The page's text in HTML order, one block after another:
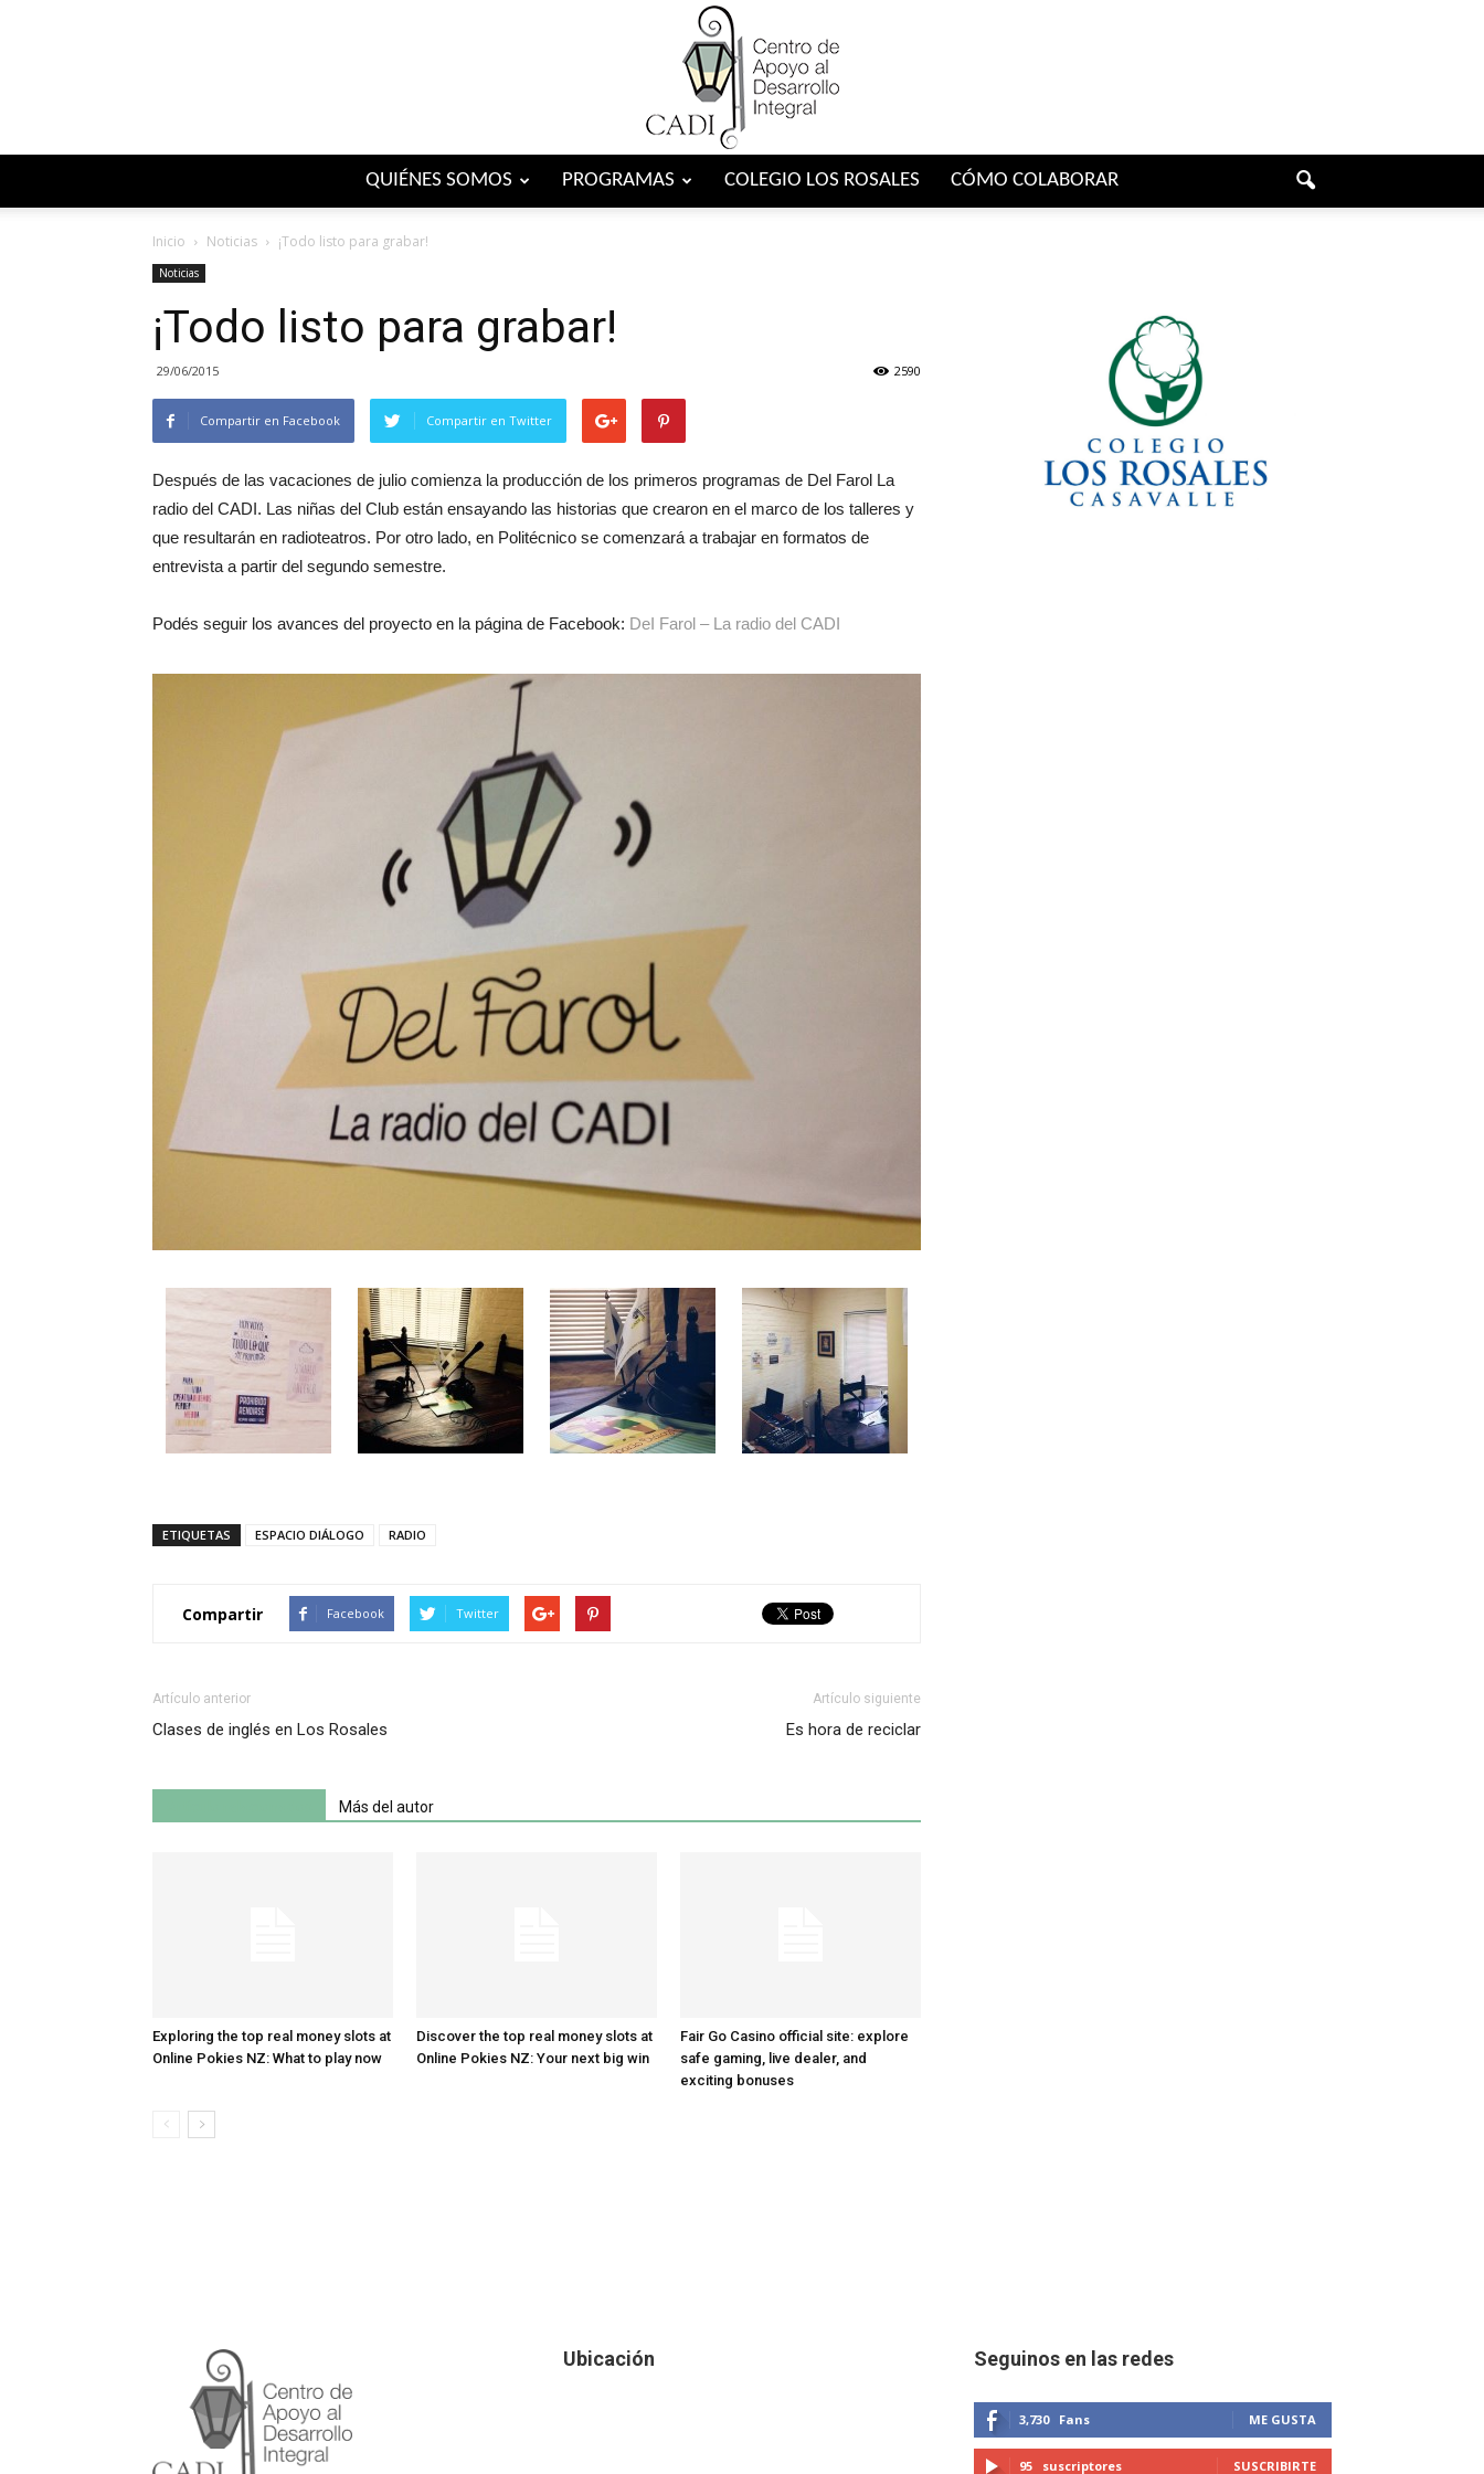
QUIÉNES SOMOS PROGRAMAS COLEGIO LOS ROSALES CÓMO COLABORAR
Inicio Noticias ¡Todo listo para grabar!
Noticias
¡Todo listo para grabar!
29/06/2015 2590
Compartir en Facebook Compartir en Twitter
Después de las vacaciones de julio comienza la producción de los primeros programas de Del Farol La
radio del CADI. Las niñas del Club están ensayando las historias que crearon en el marco de los talleres y
que resultarán en radioteatros. Por otro lado, en Politécnico se comenzará a trabajar en formatos de
entrevista a partir del segundo semestre.
Podés seguir los avances del proyecto en la página de Facebook: DeI Farol – La radio del CADI
ETIQUETAS ESPACIO DIÁLOGO RADIO
Compartir Facebook Twitter
Artículo anterior
Clases de inglés en Los Rosales
Artículo siguiente
Es hora de reciclar
Más del autor
Exploring the top real money slots at
Online Pokies NZ: What to play now
Discover the top real money slots at
Online Pokies NZ: Your next big win
Fair Go Casino official site: explore
safe gaming, live dealer, and
exciting bonuses
Ubicación Seguinos en las redes
3,730 Fans ME GUSTA
95 suscriptores SUSCRIBIRTE